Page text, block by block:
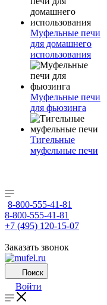
Муфельные печи
для домашнего
использования
Муфельные печи
для фьюзинга
Тигельные
муфельные печи
8-800-555-41-81
8-800-555-41-81
+7 (495) 120-15-07
Заказать звонок
Поиск
Войти